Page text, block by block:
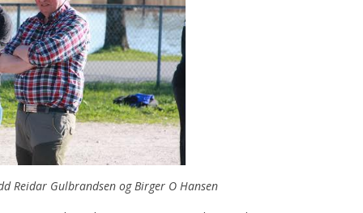
Reidar Gulbrandsen og Birger O Hansen